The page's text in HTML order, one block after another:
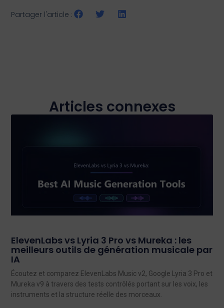
Partager l'article :
Articles connexes
ElevenLabs vs Lyria 3 Pro vs Mureka : les
meilleurs outils de génération musicale par
IA
Écoutez et comparez ElevenLabs Music v2, Google Lyria 3 Pro et
Mureka v9 à travers des tests contrôlés portant sur les voix, les
instruments et la structure réelle des morceaux.